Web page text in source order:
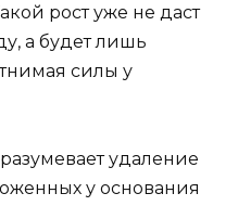
рост уже не даст
а будет лишь
силы у
удаление
у основания